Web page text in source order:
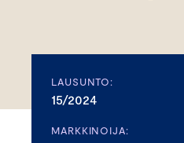
LAUSUNTO:
15/2024
MARKKINOIJA: